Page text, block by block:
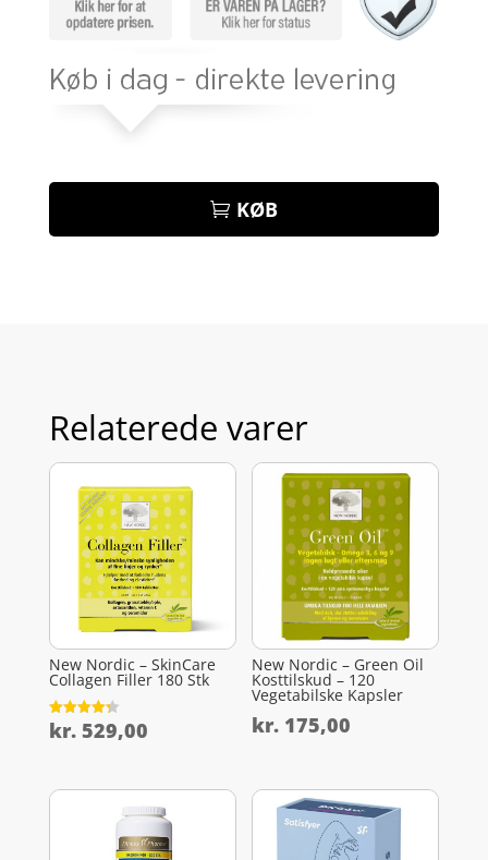
KØB
Relaterede varer
New Nordic – SkinCare
Collagen Filler 180 Stk
Vurderet
4.3
kr.529,00
New Nordic – Green Oil
Kosttilskud – 120
Vegetabilske Kapsler
kr. 175,00